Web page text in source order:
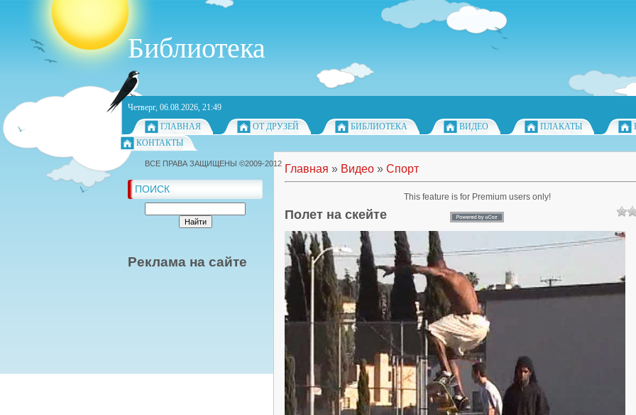
Библиотека
Четверг, 06.08.2026, 21:49
ГЛАВНАЯ
ОТ ДРУЗЕЙ БИБЛИОТЕКА ВИДЕО ПЛАКАТЫ
КОНТАКТЫ
ПОИСК
Реклама на сайте
Главная » Видео » Спорт
Полет на скейте
ВСЕ ПРАВА ЗАЩИЩЕНЫ ©2009-2012
This feature is for Premium users only!